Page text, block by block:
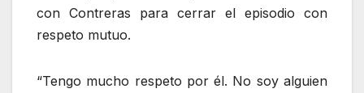
con Contreras para cerrar el episodio con
respeto mutuo.
“Tengo mucho respeto por él. No soy alguien